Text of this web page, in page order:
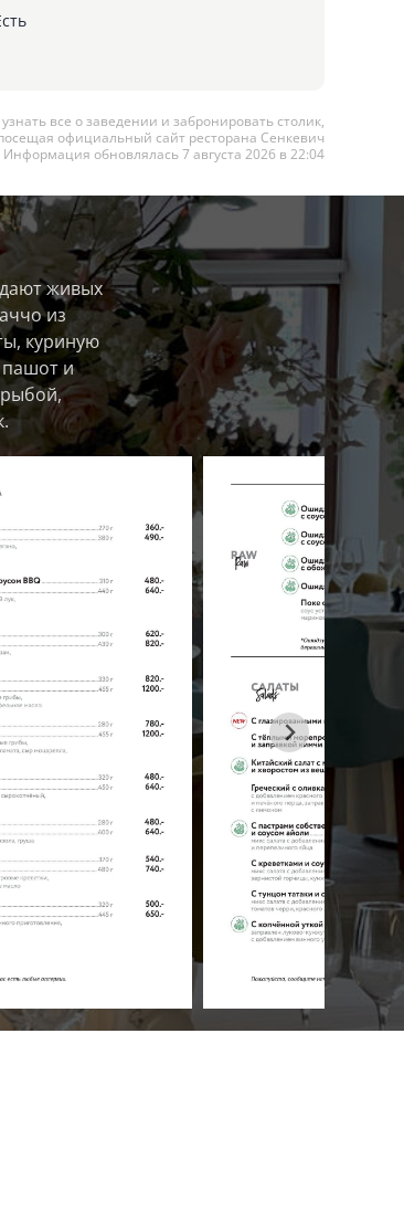
все о заведении и забронировать столик,
официальный сайт ресторана Сенкевич
Информация обновлялась 7 августа 2026 в 22:04
живых
из
куриную
пашот и